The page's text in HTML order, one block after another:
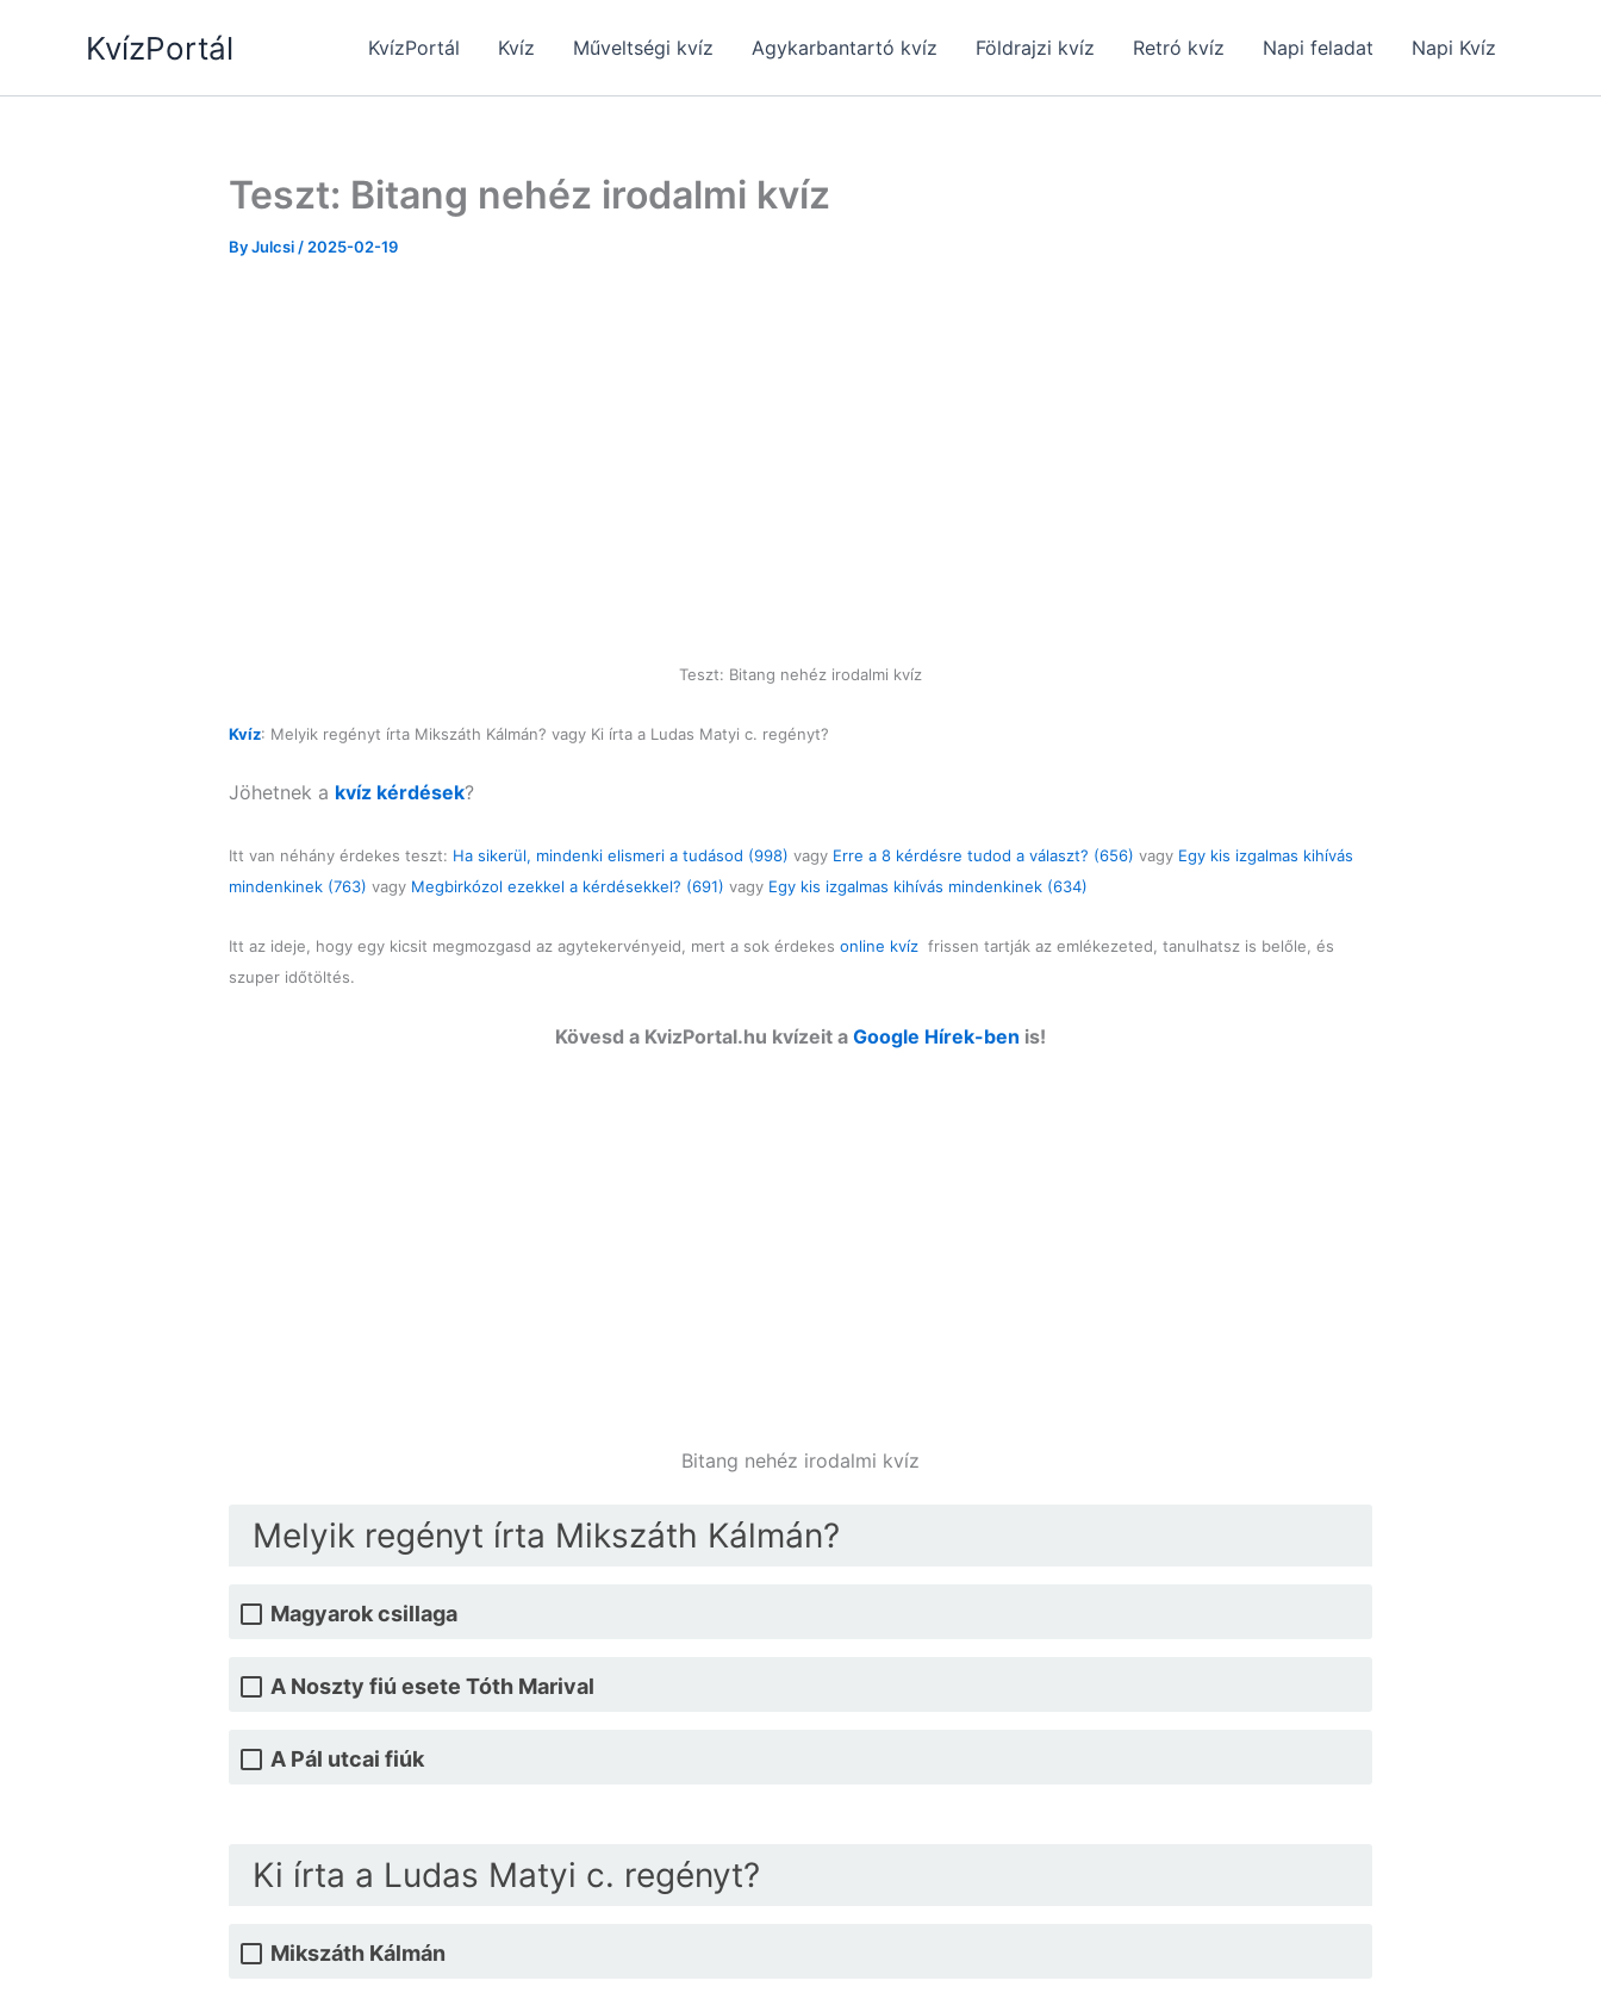
KvízPortál KvízPortál Kvíz Műveltségi kvíz Agykarbantartó kvíz Földrajzi kvíz Retró kvíz Napi feladat Napi Kvíz
Teszt: Bitang nehéz irodalmi kvíz
ByJulcsi / 2025-02-19
Teszt: Bitang nehéz irodalmi kvíz
Kvíz: Melyik regényt írta Mikszáth Kálmán? vagy Ki írta a Ludas Matyi c. regényt?
Jöhetnek a kvíz kérdések?
Itt van néhány érdekes teszt: Ha sikerül, mindenki elismeri a tudásod (998) vagy Erre a 8 kérdésre tudod a választ? (656) vagy Egy kis izgalmas kihívás
mindenkinek (763) vagy Megbirkózol ezekkel a kérdésekkel? (691) vagy Egy kis izgalmas kihívás mindenkinek (634)
Itt az ideje, hogy egy kicsit megmozgasd az agytekervényeid, mert a sok érdekes online kvíz frissen tartják az emlékezeted, tanulhatsz is belőle, és
szuper időtöltés.
Kövesd a KvizPortal.hu kvízeit a Google Hírek-ben is!
Bitang nehéz irodalmi kvíz
Melyik regényt írta Mikszáth Kálmán?
Magyarok csillaga
A Noszty fiú esete Tóth Marival
A Pál utcai fiúk
Ki írta a Ludas Matyi c. regényt?
Mikszáth Kálmán